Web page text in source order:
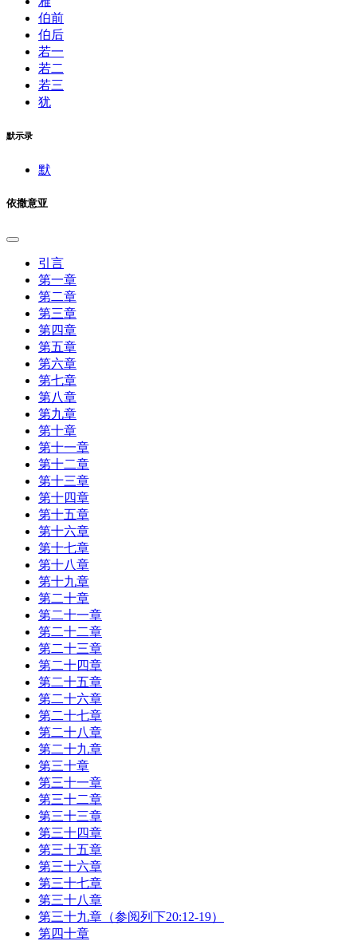
伯前
伯后
若一
若二
若三
犹
默示录
默
依撒意亚
引言
第一章
第二章
第三章
第四章
第五章
第六章
第七章
第八章
第九章
第十章
第十一章
第十二章
第十三章
第十四章
第十五章
第十六章
第十七章
第十八章
第十九章
第二十章
第二十一章
第二十二章
第二十三章
第二十四章
第二十五章
第二十六章
第二十七章
第二十八章
第二十九章
第三十章
第三十一章
第三十二章
第三十三章
第三十四章
第三十五章
第三十六章
第三十七章
第三十八章
第三十九章（参阅列下20:12-19）
第四十章